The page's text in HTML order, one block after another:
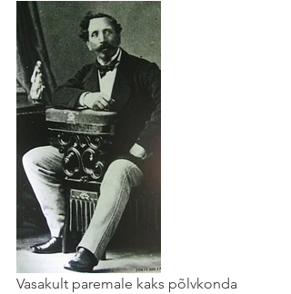
Vasakult paremale kaks põlvkonda